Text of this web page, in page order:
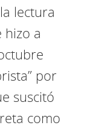
lectura
hizo a
por
suscitó
como